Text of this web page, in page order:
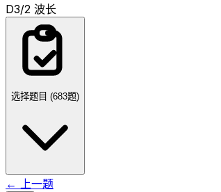
D3/2 波长
选择题目 (683题)
← 上一题